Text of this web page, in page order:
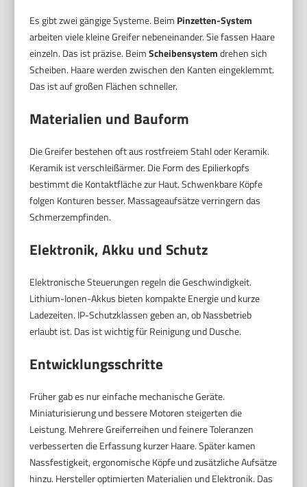
Es gibt zwei gängige Systeme. Beim Pinzetten-System
arbeiten viele kleine Greifer nebeneinander. Sie fassen Haare
einzeln. Das ist präzise. BeimScheibensystemdrehen sich
Scheiben. Haare werden zwischen den Kanten eingeklemmt.
Das ist auf großen Flächen schneller.
Materialien und Bauform
Die Greifer bestehen oft aus rostfreiem Stahl oder Keramik.
Keramik ist verschleißärmer. Die Form des Epilierkopfs
bestimmt die Kontaktfläche zur Haut. Schwenkbare Köpfe
folgen Konturen besser. Massageaufsätze verringern das
Schmerzempfinden.
Elektronik, Akku und Schutz
Elektronische Steuerungen regeln die Geschwindigkeit.
Lithium-Ionen-Akkus bieten kompakte Energie und kurze
Ladezeiten. IP-Schutzklassen geben an, ob Nassbetrieb
erlaubt ist. Das ist wichtig für Reinigung und Dusche.
Entwicklungsschritte
Früher gab es nur einfache mechanische Geräte.
Miniaturisierung und bessere Motoren steigerten die
Leistung. Mehrere Greiferreihen und feinere Toleranzen
verbesserten die Erfassung kurzer Haare. Später kamen
Nassfestigkeit, ergonomische Köpfe und zusätzliche Aufsätze
hinzu. Hersteller optimierten Materialien und Elektronik. Das